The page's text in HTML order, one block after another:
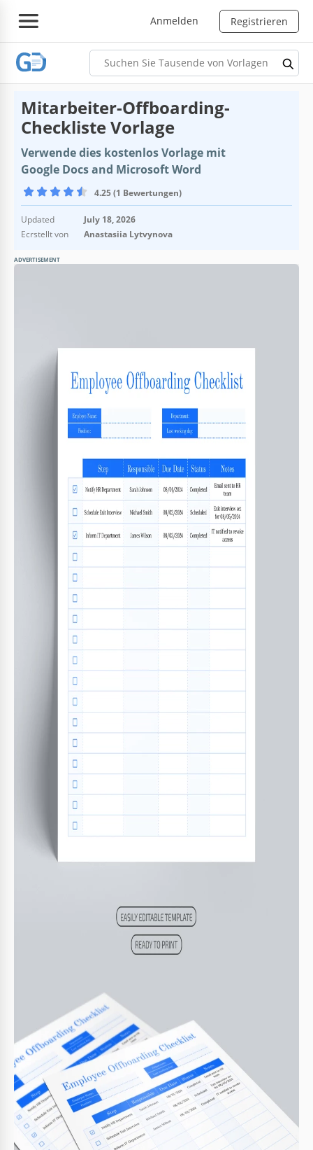
Anmelden Registrieren
Mitarbeiter-Offboarding-
Checkliste Vorlage
Verwende dies kostenlos Vorlage mit
Google Docs and Microsoft Word
4.25 (1 Bewertungen)
Updated
July 18, 2026
Ecrstellt von
Anastasiia Lytvynova
ADVERTISEMENT